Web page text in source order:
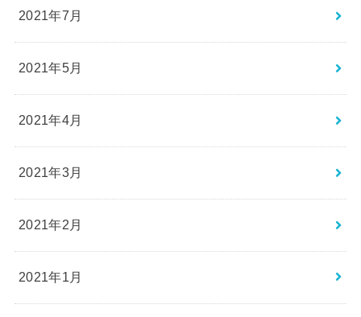
2021年7月
2021年5月
2021年4月
2021年3月
2021年2月
2021年1月